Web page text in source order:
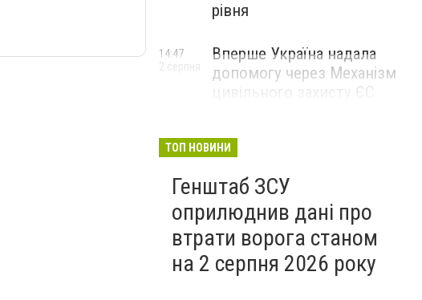
рівня
Вперше Україна надала
допомогу через Механізм
цивільного захисту ЄС
14:47
2 серпня
ТОП НОВИНИ
Генштаб ЗСУ
оприлюднив дані про
втрати ворога станом
на 2 серпня 2026 року